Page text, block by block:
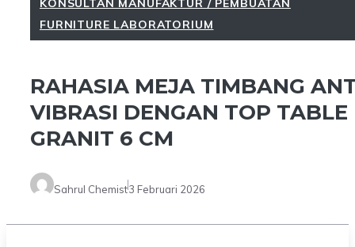
KONSULTAN MANUFAKTUR / PEMBUATAN
FURNITURE LABORATORIUM
RAHASIA MEJA TIMBANG
VIBRASI DENGAN TOP TABLE
GRANIT 6 CM
Sahrul Chemist3 Februari 2026